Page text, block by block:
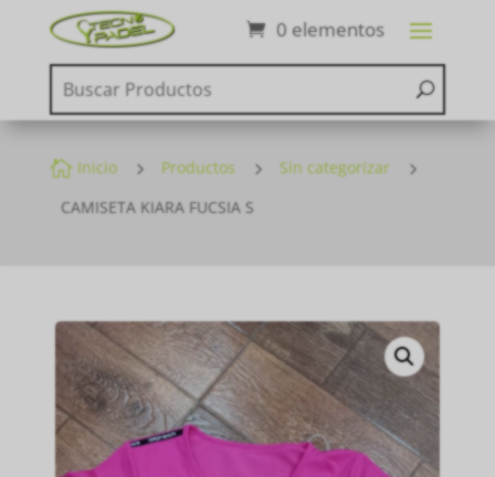
0 elementos
 Inicio 5 Productos 5 Sin categorizar 5
CAMISETA KIARA FUCSIA S